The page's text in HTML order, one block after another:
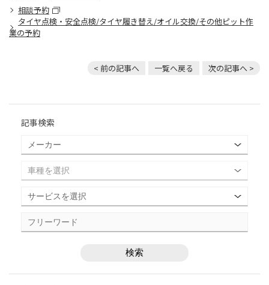
相談予約
タイヤ点検・安全点検/タイヤ履き替え/オイル交換/その他ピット作
業の予約
< 前の記事へ 一覧へ戻る 次の記事へ >
記事検索